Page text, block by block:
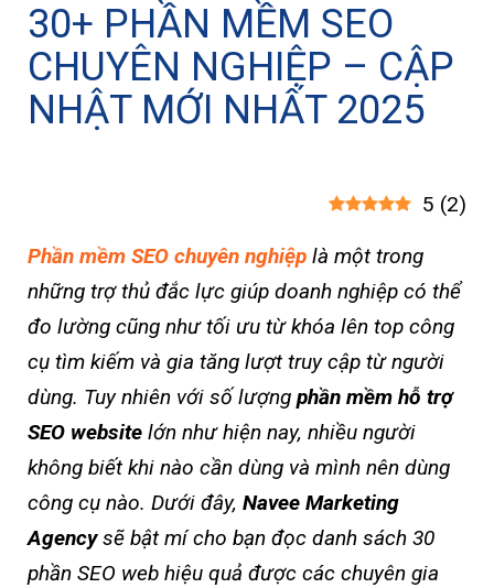
30+ PHẦN MỀM SEO
CHUYÊN NGHIỆP – CẬP
NHẬT MỚI NHẤT 2025
5 (2)
Phần mềm SEO chuyên nghiệp là một trong
những trợ thủ đắc lực giúp doanh nghiệp có thể
đo lường cũng như tối ưu từ khóa lên top công
cụ tìm kiếm và gia tăng lượt truy cập từ người
dùng. Tuy nhiên với số lượng phần mềm hỗ trợ
SEO website lớn như hiện nay, nhiều người
không biết khi nào cần dùng và mình nên dùng
công cụ nào. Dưới đây, Navee Marketing
Agencysẽ bật mí cho bạn đọc danh sách 30
phần SEO web hiệu quả được các chuyên gia